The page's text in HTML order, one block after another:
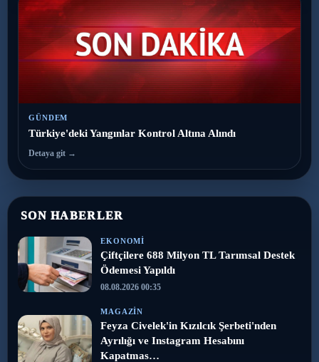
GÜNDEM
Türkiye'deki Yangınlar Kontrol Altına Alındı
Detaya git →
SON HABERLER
EKONOMI
Çiftçilere 688 Milyon TL Tarımsal Destek
Ödemesi Yapıldı
08.08.2026 00:35
MAGAZIN
Feyza Civelek'in Kızılcık Şerbeti'nden
Ayrılığı ve Instagram Hesabını
Kapatmas…